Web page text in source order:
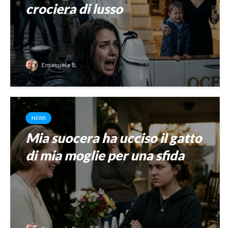
crociera di lusso
Emanuela B.
NEWS
Mia suocera ha ucciso il gatto
di mia moglie per una sfida